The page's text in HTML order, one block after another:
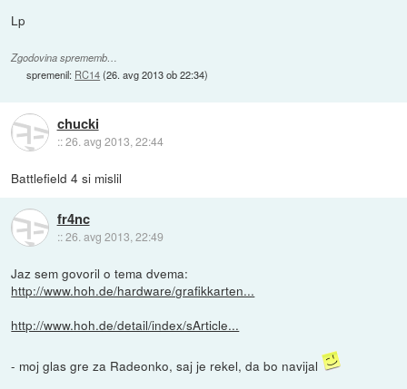
Lp
Zgodovina sprememb…
spremenil: RC14(26. avg 2013 ob 22:34)
chucki
::26. avg 2013, 22:44
Battlefield 4 si mislil
fr4nc
::26. avg 2013, 22:49
Jaz sem govoril o tema dvema:
http://www.hoh.de/hardware/grafikkarten...
http://www.hoh.de/detail/index/sArticle...
- moj glas gre za Radeonko, saj je rekel, da bo navijal